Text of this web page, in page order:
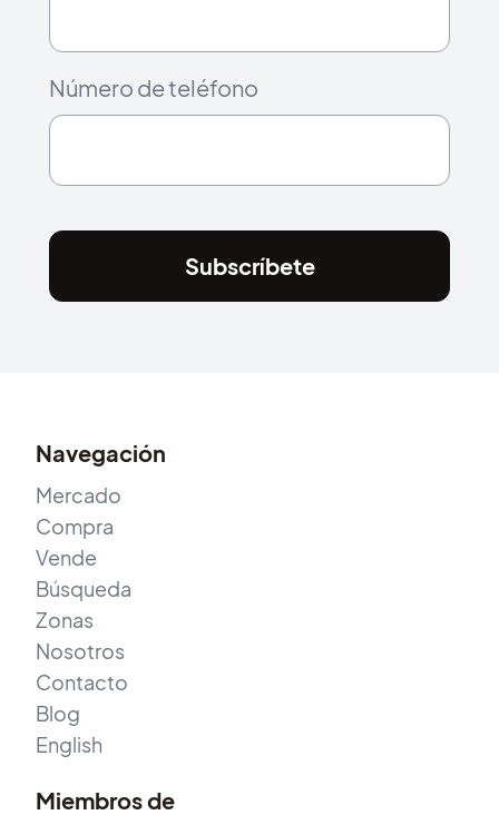
Número de teléfono
Subscríbete
Navegación
Mercado
Compra
Vende
Búsqueda
Zonas
Nosotros
Contacto
Blog
English
Miembros de